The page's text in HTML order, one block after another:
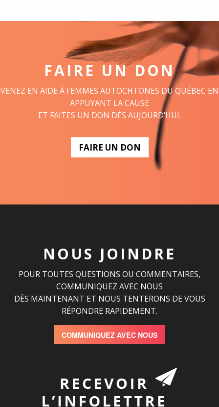
FAIRE UN DON
VENEZ EN AIDE À FEMMES AUTOCHTONES DU QUÉBEC EN
APPUYANT LA CAUSE
ET FAITES UN DON DÈS AUJOURD’HUI.
FAIRE UN DON
NOUS JOINDRE
POUR TOUTES QUESTIONS OU COMMENTAIRES,
COMMUNIQUEZ AVEC NOUS
DÈS MAINTENANT ET NOUS TENTERONS DE VOUS
RÉPONDRE RAPIDEMENT.
COMMUNIQUEZ AVEC NOUS